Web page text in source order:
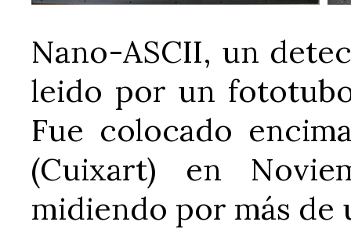
Nano-ASCII, un
leido por un fototubo
Fue colocado
(Cuixart) en
midiendo por más de